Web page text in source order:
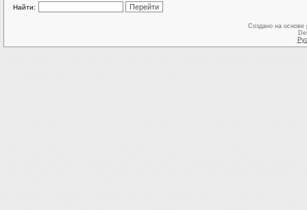
Найти:
Создано на основе